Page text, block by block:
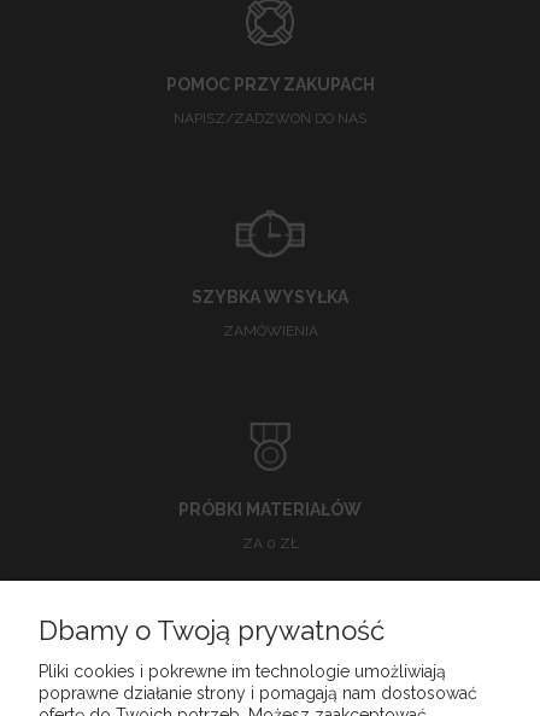
POMOC PRZY ZAKUPACH
NAPISZ/ZADZWOŃ DO NAS
SZYBKA WYSYŁKA
ZAMÓWIENIA
PRÓBKI MATERIAŁÓW
ZA 0 ZŁ
O NAS
Dbamy o Twoją prywatność
Pliki cookies i pokrewne im technologie umożliwiają
poprawne działanie strony i pomagają nam dostosować